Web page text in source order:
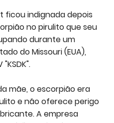
ficou indignada depois
no pirulito que seu
durante um
do Missouri (EUA),
mãe, o escorpião era
e não oferece perigo
A empresa